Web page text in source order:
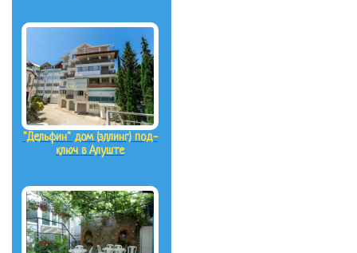
"Дельфин" дом (эллинг) под-
ключ в Алуште